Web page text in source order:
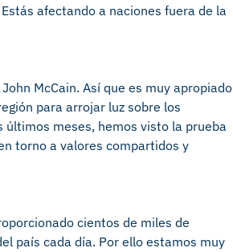
afectando a naciones fuera de la
McCain. Así que es muy apropiado
para arrojar luz sobre los
últimos meses, hemos visto la prueba
torno a valores compartidos y
cientos de miles de
país cada día. Por ello estamos muy